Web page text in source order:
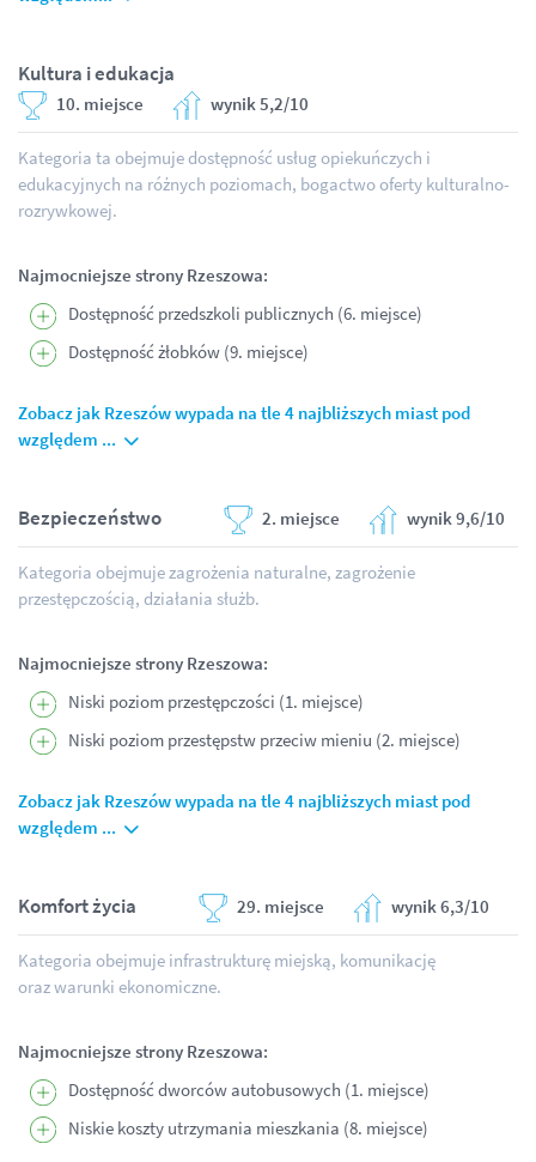
Kultura i edukacja
10. miejsce wynik 5,2/10
Kategoria ta obejmuje dostępność usług opiekuńczych i
edukacyjnych na różnych poziomach, bogactwo oferty kulturalno-
rozrywkowej.
Najmocniejsze strony Rzeszowa:
Dostępność przedszkoli publicznych (6. miejsce)
Dostępność żłobków (9. miejsce)
Zobacz jak Rzeszów wypada na tle 4 najbliższych miast pod
względem ...
Bezpieczeństwo 2. miejsce wynik 9,6/10
Kategoria obejmuje zagrożenia naturalne, zagrożenie
przestępczością, działania służb.
Najmocniejsze strony Rzeszowa:
Niski poziom przestępczości (1. miejsce)
Niski poziom przestępstw przeciw mieniu (2. miejsce)
Zobacz jak Rzeszów wypada na tle 4 najbliższych miast pod
względem ...
Komfort życia 29. miejsce wynik 6,3/10
Kategoria obejmuje infrastrukturę miejską, komunikację
oraz warunki ekonomiczne.
Najmocniejsze strony Rzeszowa:
Dostępność dworców autobusowych (1. miejsce)
Niskie koszty utrzymania mieszkania (8. miejsce)